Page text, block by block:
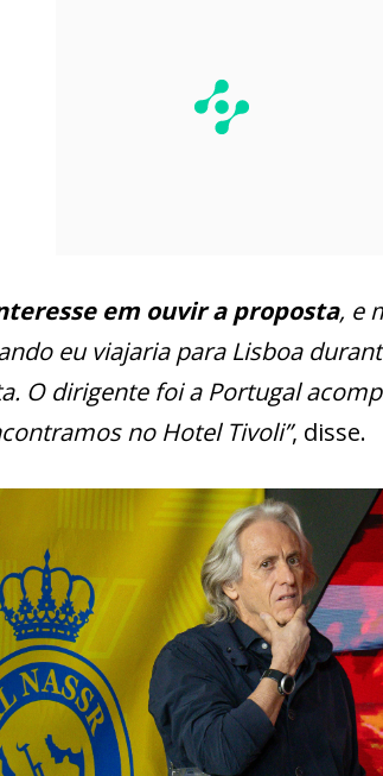
em ouvir a proposta, e
eu viajaria para Lisboa
O dirigente foi a Portugal
no Hotel Tivoli”, disse.